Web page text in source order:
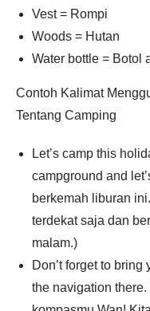
Vest = Rompi
Woods = Hutan
Water bottle = Botol
Contoh Kalimat
Tentang Camping
Let’s camp this
campground and
berkemah liburan
terdekat saja dan
malam.)
Don’t forget to
the navigation